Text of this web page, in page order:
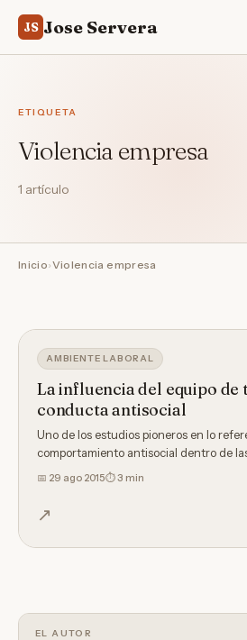
JS Jose Servera
ETIQUETA
Violencia empresa
1 artículo
Inicio›Violencia empresa
AMBIENTE LABORAL
La influencia del equipo de
conducta antisocial
Uno de los estudios pioneros en lo
comportamiento antisocial dentro de
📅 29 ago 2015⏱ 3 min
↗
EL AUTOR